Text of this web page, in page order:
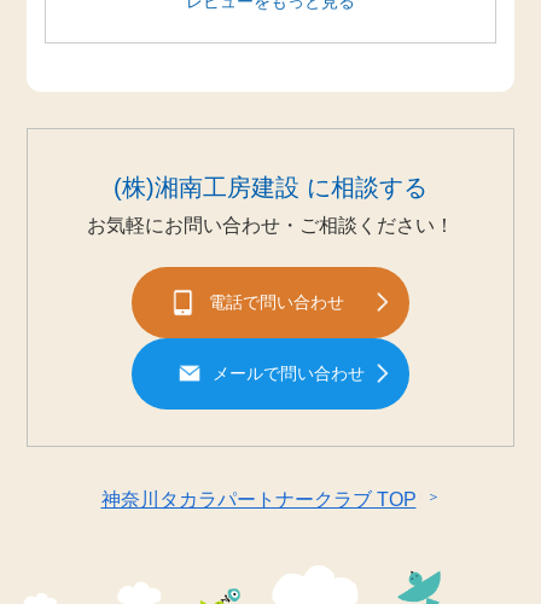
(株)湘南工房建設 に相談する
お気軽にお問い合わせ・ご相談ください！
電話で問い合わせ
メールで問い合わせ
神奈川タカラパートナークラブ TOP ＞